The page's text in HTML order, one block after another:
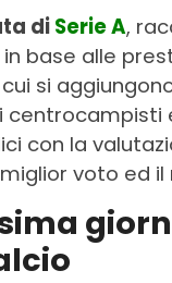
di Serie A,
in base alle
si
con la
voto ed